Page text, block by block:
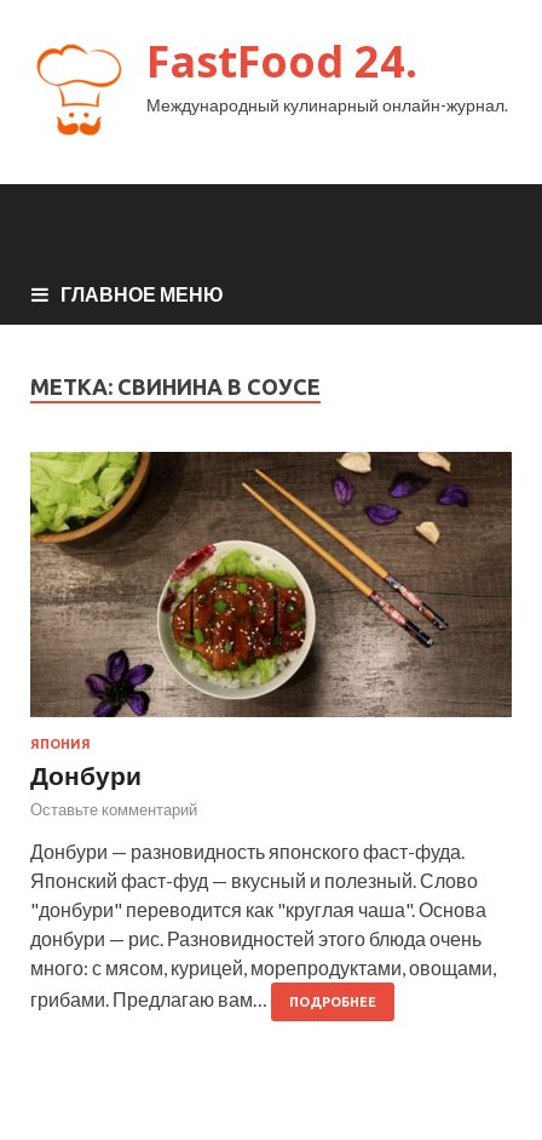
FastFood 24.
Международный кулинарный онлайн-журнал.
ГЛАВНОЕ МЕНЮ
МЕТКА: СВИНИНА В СОУСЕ
ЯПОНИЯ
Донбури
Оставьте комментарий
Донбури — разновидность японского фаст-фуда.
Японский фаст-фуд — вкусный и полезный. Слово
"донбури" переводится как "круглая чаша". Основа
донбури — рис. Разновидностей этого блюда очень
много: с мясом, курицей, морепродуктами, овощами,
грибами. Предлагаю вам…
ПОДРОБНЕЕ